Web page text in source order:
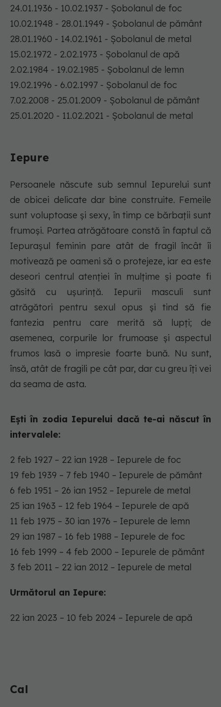
24.01.1936 - 10.02.1937 - Șobolanul de foc
10.02.1948 - 28.01.1949 - Șobolanul de pământ
28.01.1960 - 14.02.1961 - Șobolanul de metal
15.02.1972 - 2.02.1973 - Șobolanul de apă
2.02.1984 - 19.02.1985 - Șobolanul de lemn
19.02.1996 - 6.02.1997 - Șobolanul de foc
7.02.2008 - 25.01.2009 - Șobolanul de pământ
25.01.2020 - 11.02.2021 - Șobolanul de metal
Iepure
Persoanele născute sub semnul Iepurelui sunt
de obicei delicate dar bine construite. Femeile
sunt voluptoase și sexy, în timp ce bărbații sunt
frumoși. Partea atrăgătoare constă în faptul că
Iepurașul feminin pare atât de fragil încât îi
motivează pe oameni să o protejeze, iar ea este
deseori centrul atenției în mulțime și poate fi
găsită cu ușurință. Iepurii masculi sunt
atrăgători pentru sexul opus și tind să fie
fantezia pentru care merită să lupți; de
asemenea, corpurile lor frumoase și aspectul
frumos lasă o impresie foarte bună. Nu sunt,
însă, atât de fragili pe cât par, dar cu greu îți vei
da seama de asta.
Ești în zodia Iepurelui dacă te-ai născut în
intervalele:
2 feb 1927 – 22 ian 1928 – Iepurele de foc
19 feb 1939 – 7 feb 1940 – Iepurele de pământ
6 feb 1951 – 26 ian 1952 – Iepurele de metal
25 ian 1963 – 12 feb 1964 – Iepurele de apă
11 feb 1975 – 30 ian 1976 – Iepurele de lemn
29 ian 1987 – 16 feb 1988 – Iepurele de foc
16 feb 1999 – 4 feb 2000 – Iepurele de pământ
3 feb 2011 – 22 ian 2012 – Iepurele de metal
Următorul an Iepure:
22 ian 2023 – 10 feb 2024 – Iepurele de apă
Cal